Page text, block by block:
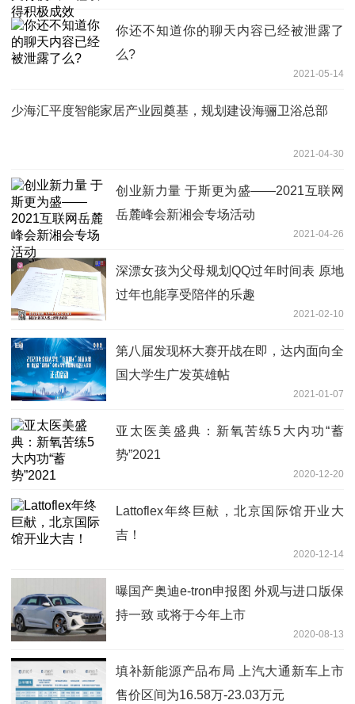
你还不知道你的聊天内容已经被泄露了
么?
2021-05-14
少海汇平度智能家居产业园奠基，规划建设海骊卫浴总部
2021-04-30
创业新力量 于斯更为盛——2021互联网
岳麓峰会新湘会专场活动
2021-04-26
深漂女孩为父母规划QQ过年时间表 原地
过年也能享受陪伴的乐趣
2021-02-10
第八届发现杯大赛开战在即，达内面向全
国大学生广发英雄帖
2021-01-07
亚太医美盛典：新氧苦练5大内功“蓄
势”2021
2020-12-20
Lattoflex年终巨献，北京国际馆开业大
吉！
2020-12-14
曝国产奥迪e-tron申报图 外观与进口版保
持一致 或将于今年上市
2020-08-13
填补新能源产品布局 上汽大通新车上市
售价区间为16.58万-23.03万元